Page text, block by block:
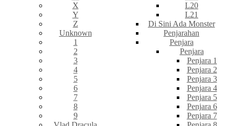
X
Y
Z
Unknown
1
2
3
4
5
6
7
8
9
L20
L21
Di Sini Ada Monster
Penjarahan
Penjara
Penjara
Penjara 1
Penjara 2
Penjara 3
Penjara 4
Penjara 5
Penjara 6
Penjara 7